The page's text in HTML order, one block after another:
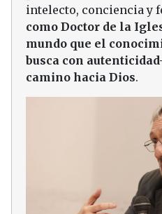
intelecto, conciencia y
como Doctor de la
mundo que el
busca con
camino hacia Dios.